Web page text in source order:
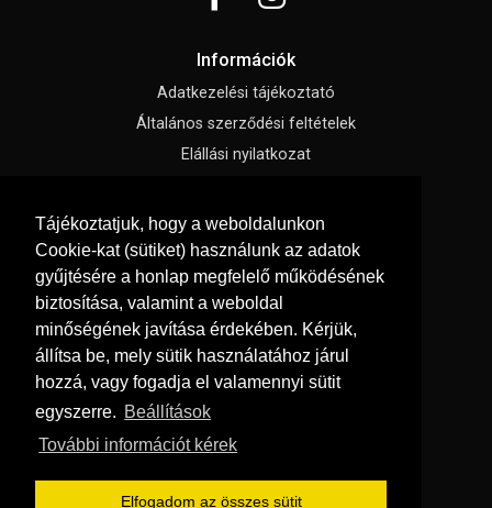
Tájékoztatjuk, hogy a weboldalunkon
Cookie-kat (sütiket) használunk az adatok
gyűjtésére a honlap megfelelő működésének
biztosítása, valamint a weboldal
minőségének javítása érdekében. Kérjük,
állítsa be, mely sütik használatához járul
hozzá, vagy fogadja el valamennyi sütit
egyszerre. Beállítások
További információt kérek
Elfogadom az összes sütit
Információk
Adatkezelési tájékoztató
Általános szerződési feltételek
Elállási nyilatkozat
Impresszum
Süti beállítások
Menü
Hírek, cikkek
Kapcsolat
Katalógusok
Rólunk
Szállítás és fizetés